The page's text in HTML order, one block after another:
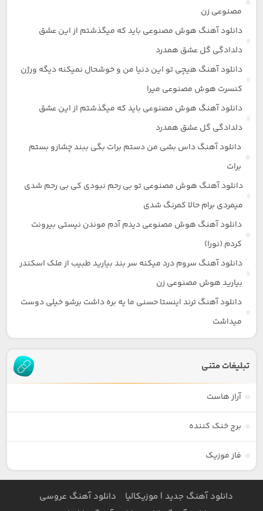
مصنوعی زن
دانلود آهنگ هوش مصنوعی باید که میگذشتم از این عشق
دلدادگی گل عشق همدرد
دانلود آهنگ هیچی تو این دنیا من و خوشحال نمیکنه دیگه ورژن
کنسرت هوش مصنوعی میرا
دانلود آهنگ هوش مصنوعی باید که میگذشتم از این عشق
دلدادگی گل عشق همدرد
دانلود آهنگ داس بشی من دستم برات بگی ببند چشارو بستم
برات
دانلود آهنگ هوش مصنوعی تو بی رحم نبودی کی بی رحم شدی
میمردی برام حالا کمرنگ شدی
دانلود آهنگ هوش مصنوعی دیدم آدم موندن نیستی بیرونت
کردم (نورا)
دانلود آهنگ سروم درد میکنه سر بند بیارید طبیب از ملک اسکندر
بیارید هوش مصنوعی زن
دانلود آهنگ ترند اینستا حسنی ما یه بره داشت برشو خیلی دوست
میداشت
تبلیغات متنی
آراز هاست
برج خنک کننده
فاز موزیک
دانلود آهنگ جدید | موزیکالیا
دانلود آهنگ عروسی